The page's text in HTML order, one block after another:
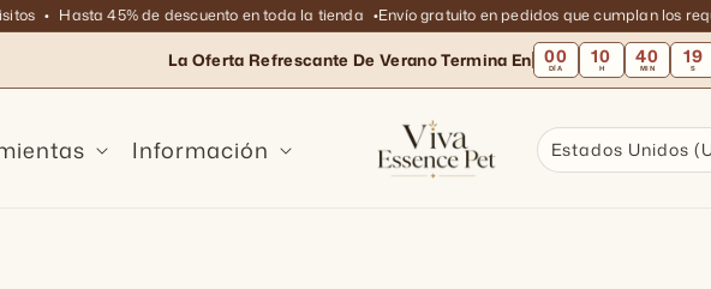
Hasta 45% de descuento en toda la tienda Envío gratuito en pedidos que cumplan los
La Oferta Refrescante De Verano Termina En 00
DÍA 10
H 40
MIN 18
S
Información Estados Unidos